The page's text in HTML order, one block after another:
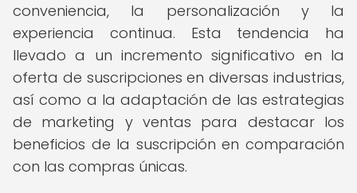
conveniencia, la personalización y la
experiencia continua. Esta tendencia ha
llevado a un incremento significativo en la
oferta de suscripciones en diversas industrias,
así como a la adaptación de las estrategias
de marketing y ventas para destacar los
beneficios de la suscripción en comparación
con las compras únicas.